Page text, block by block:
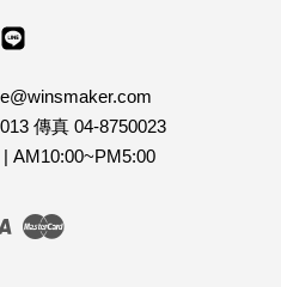
傳真 04-8750023
AM10:00~PM5:00
Visa Master